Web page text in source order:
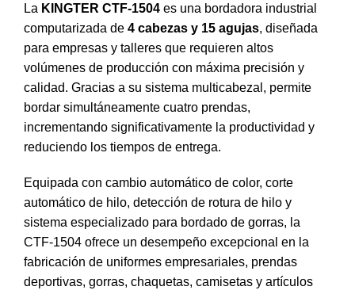
La KINGTER CTF-1504 es una bordadora industrial
computarizada de 4 cabezas y 15 agujas, diseñada
para empresas y talleres que requieren altos
volúmenes de producción con máxima precisión y
calidad. Gracias a su sistema multicabezal, permite
bordar simultáneamente cuatro prendas,
incrementando significativamente la productividad y
reduciendo los tiempos de entrega.
Equipada con cambio automático de color, corte
automático de hilo, detección de rotura de hilo y
sistema especializado para bordado de gorras, la
CTF-1504 ofrece un desempeño excepcional en la
fabricación de uniformes empresariales, prendas
deportivas, gorras, chaquetas, camisetas y artículos